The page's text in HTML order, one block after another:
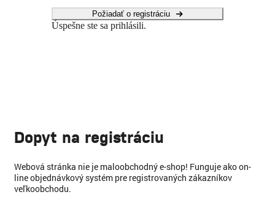
Požiadať o registráciu
Úspešne ste sa prihlásili.
Dopyt na registráciu
Webová stránka nie je maloobchodný e-shop! Funguje ako on-
line objednávkový systém pre registrovaných zákazníkov
veľkoobchodu.